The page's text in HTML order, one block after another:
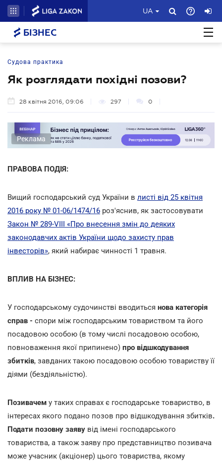
UA
БІЗНЕС
Судова практика
Як розглядати похідні позови?
28 квітня 2016, 09:06 297 0
Реклама
ПРАВОВА ПОДІЯ:
Вищий господарський суд України в листі від 25 квітня
2016 року № 01-06/1474/16 роз'яснив, як застосовувати
Закон № 289-VIII «Про внесення змін до деяких
законодавчих актів України щодо захисту прав
інвесторів», який набирає чинності 1 травня.
ВПЛИВ НА БІЗНЕС:
У господарському судочинстві вводиться нова категорія
справ - спори між господарським товариством та його
посадовою особою (в тому числі посадовою особою,
повноваження якої припинено) про відшкодування
збитків, завданих такою посадовою особою товариству її
діями (бездіяльністю).
Позивачем у таких справах є господарське товариство, в
інтересах якого подано позов про відшкодування збитків.
Подати позовну заяву від імені господарського
товариства, а також заяву про представництво позивача
може учасник (акціонер) цього товариства, якому